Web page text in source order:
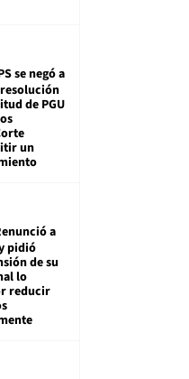
se negó a
de PGU
un
a
pidió
de su
lo
reducir